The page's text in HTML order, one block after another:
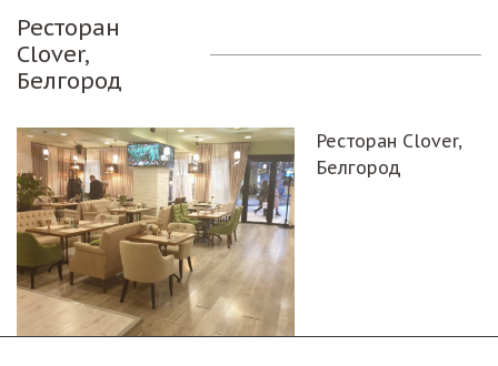
Ресторан
Clover,
Белгород
Ресторан Clover,
Белгород